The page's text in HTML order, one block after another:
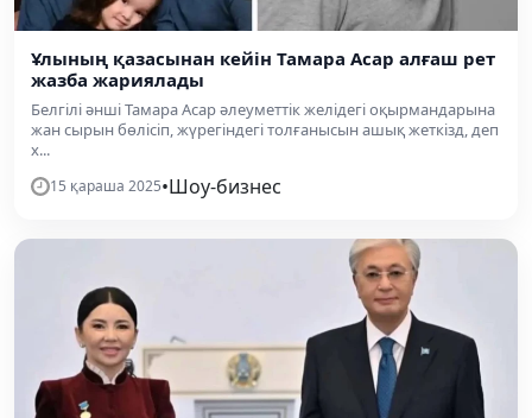
Ұлының қазасынан кейін Тамара Асар алғаш рет
жазба жариялады
Белгілі әнші Тамара Асар әлеуметтік желідегі оқырмандарына
жан сырын бөлісіп, жүрегіндегі толғанысын ашық жеткізд, деп
х...
15 қараша 2025•Шоу-бизнес